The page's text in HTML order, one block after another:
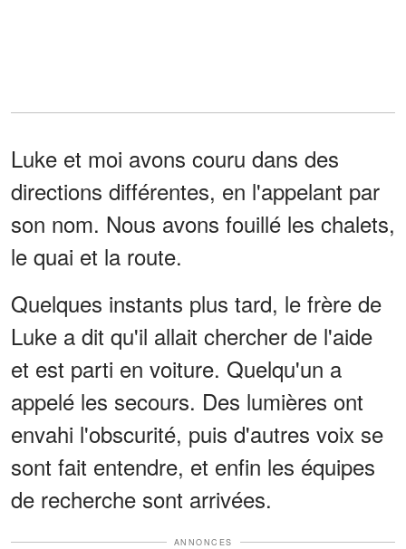
Luke et moi avons couru dans des
directions différentes, en l'appelant par
son nom. Nous avons fouillé les chalets,
le quai et la route.
Quelques instants plus tard, le frère de
Luke a dit qu'il allait chercher de l'aide
et est parti en voiture. Quelqu'un a
appelé les secours. Des lumières ont
envahi l'obscurité, puis d'autres voix se
sont fait entendre, et enfin les équipes
de recherche sont arrivées.
ANNONCES